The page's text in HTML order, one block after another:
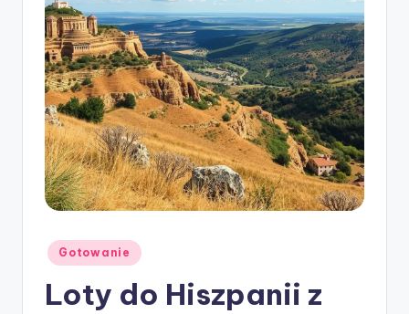
Posted
in
Gotowanie
Loty do Hiszpanii z